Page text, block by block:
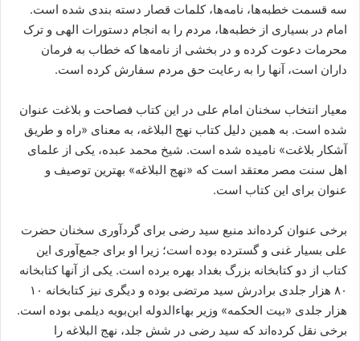
سه قسمت خطبه‌ها، نامه‌ها، کلمات قصار دسته بندی شده است.
امام در بسیاری از خطبه‌‌ها، مردم را به انجام دستورات الهی و ترک
محرمات دعوت کرده و در بخشی از نامه‌ها که خطاب به فرمان
داران است، آنها را به رعایت حق مردم سفارش کرده است.
معیار انتخاب سخنان امام علی در این کتاب فصاحت و بلاغت عنوان
شده است. به همین دلیل کتاب نهج البلاغه، به معنای «راه و طریق
آشکار بلاغت» نامیده‌ شده است. شیخ محمد عبده، یکی از علمای
اهل سنت مصر معتقد است که «نهج البلاغه» بهترین توصیف و
عنوان برای این کتاب است.
برخی عنوان کرده‌اند منبع سید رضی برای گردآوری سخنان حضرت
علی بسیار غنی و گسترده بوده است؛ زیرا او برای جمع‌آوری این
کتاب از دو کتابخانه بزرگ بغداد بهره برده است. یکی از آنها کتابخانه
۸۰ هزار جلدی برادرش سید مرتضی بوده و دیگری نیز کتابخانه ۱۰
هزار جلدی «بیت الحکمه» وزیر بهاءالدوله ابن‌بویه دیلمی بوده است.
برخی نقل کرده‌اند که سید رضی در شش جلد، نهج البلاغه را